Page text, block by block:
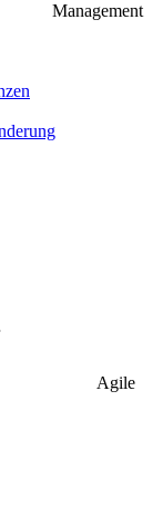
Management
Agile